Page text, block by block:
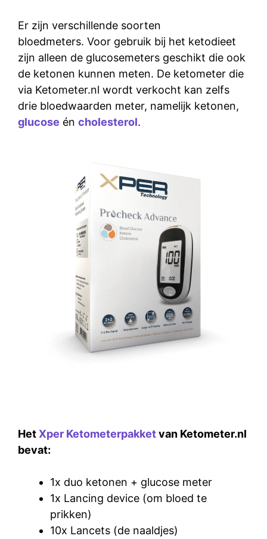
Er zijn verschillende soorten
bloedmeters. Voor gebruik bij het ketodieet
zijn alleen de glucosemeters geschikt die ook
de ketonen kunnen meten. De ketometer die
via Ketometer.nl wordt verkocht kan zelfs
drie bloedwaarden meter, namelijk ketonen,
glucose én cholesterol.
Het Xper Ketometerpakketvan Ketometer.nl
bevat:
1x duo ketonen + glucose meter
1x Lancing device (om bloed te
prikken)
10x Lancets (de naaldjes)